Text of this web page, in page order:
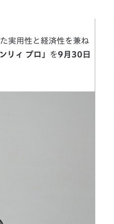
実用性と経済性を兼ね
リィ プロ」 を9月30日